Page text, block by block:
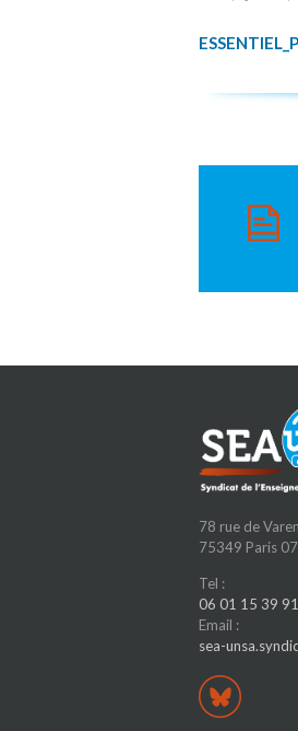
78 rue de
75349 Paris 07
Tel :
06 01 15 39 91
Email :
sea-